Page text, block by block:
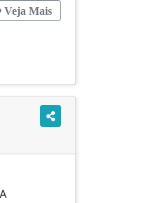
Veja Mais